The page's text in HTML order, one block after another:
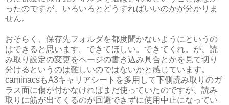
ったのですが、いろいろとどうすればいいのかが分かりま
せん。
おそらく、保存先フォルダを都度聞かないようにというの
はできると思います。できてほしい。できてくれ。が、読
み取り設定の変更をページの書き込み具合とかを見て切り
分けるというのは難しいのではないかと感じています。
caminacsもA3キャリアシートを多用して下側読み取りのガ
ラス面に傷が付かなければまだ使っていたのですが、読み
取りに筋が出てくるのが回避できずに使用中止になってい